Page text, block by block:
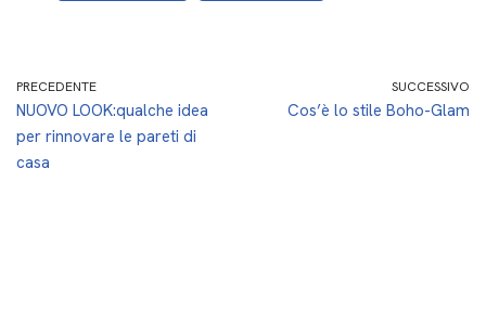
PRECEDENTE
NUOVO LOOK:qualche idea
per rinnovare le pareti di
casa
SUCCESSIVO
Cos’è lo stile Boho-Glam